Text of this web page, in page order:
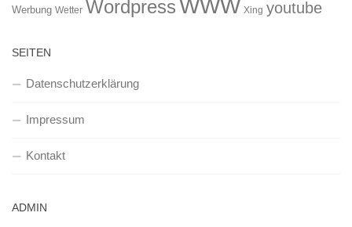
Werbung Wetter WordpressWWW Xing youtube
SEITEN
Datenschutzerklärung
Impressum
Kontakt
ADMIN